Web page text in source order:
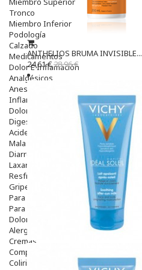
Tronco
Miembro Inferior
Podología
Calzado
Medicamentos
Dolor E Inflamación
Analgésicos
Anestésicos
Inflamación Articulaciones
Dolor Muscular / Articular
Digestivo
Acidez, Gases Y Ardores
Mala Digestion
Diarrea / Estreñimiento / Vómitos
Laxantes
Resfriados
Gripe Y Resfriados
Para La Tos
Para Descongestionar La Nariz
Dolor De Garganta
Alergias Y Picaduras
Cremas
Comprimidos
Colirios
ANTHELIOS BRUMA INVISIBLE...
24,61 €28,96 €